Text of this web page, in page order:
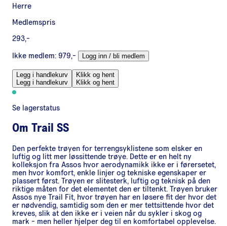
Herre
Medlemspris
293,-
Ikke medlem: 979,- Logg inn / bli medlem
Legg i handlekurv
Legg i handlekurv
Klikk og hent
Klikk og hent
Se lagerstatus
Om Trail SS
Den perfekte trøyen for terrengsyklistene som elsker en
luftig og litt mer løssittende trøye. Dette er en helt ny
kolleksjon fra Assos hvor aerodynamikk ikke er i førersetet,
men hvor komfort, enkle linjer og tekniske egenskaper er
plassert først. Trøyen er slitesterk, luftig og teknisk på den
riktige måten for det elementet den er tiltenkt. Trøyen bruker
Assos nye Trail Fit, hvor trøyen har en løsere fit der hvor det
er nødvendig, samtidig som den er mer tettsittende hvor det
kreves, slik at den ikke er i veien når du sykler i skog og
mark - men heller hjelper deg til en komfortabel opplevelse.